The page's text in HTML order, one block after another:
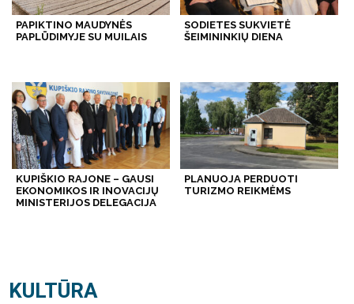
PAPIKTINO MAUDYNĖS
PAPLŪDIMYJE SU MUILAIS
SODIETES SUKVIETĖ
ŠEIMININKIŲ DIENA
KUPIŠKIO RAJONE – GAUSI
EKONOMIKOS IR INOVACIJŲ
MINISTERIJOS DELEGACIJA
PLANUOJA PERDUOTI
TURIZMO REIKMĖMS
KULTŪRA